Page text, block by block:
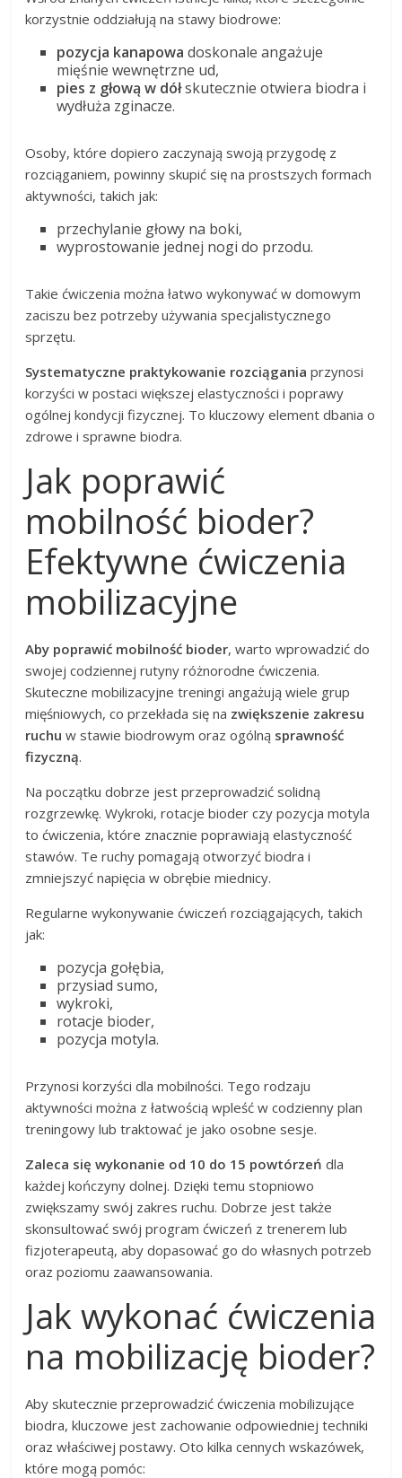
korzystnie oddziałują na stawy biodrowe:
pozycja kanapowa doskonale angażuje
mięśnie wewnętrzne ud,
pies z głową w dółskutecznie otwiera biodra i
wydłuża zginacze.
Osoby, które dopiero zaczynają swoją przygodę z
rozciąganiem, powinny skupić się na prostszych formach
aktywności, takich jak:
przechylanie głowy na boki,
wyprostowanie jednej nogi do przodu.
Takie ćwiczenia można łatwo wykonywać w domowym
zaciszu bez potrzeby używania specjalistycznego
sprzętu.
Systematyczne praktykowanie rozciągania przynosi
korzyści w postaci większej elastyczności i poprawy
ogólnej kondycji fizycznej. To kluczowy element dbania o
zdrowe i sprawne biodra.
Jak poprawić
mobilność bioder?
Efektywne ćwiczenia
mobilizacyjne
Aby poprawić mobilność bioder, warto wprowadzić do
swojej codziennej rutyny różnorodne ćwiczenia.
Skuteczne mobilizacyjne treningi angażują wiele grup
mięśniowych, co przekłada się na zwiększenie zakresu
ruchu w stawie biodrowym oraz ogólną sprawność
fizyczną.
Na początku dobrze jest przeprowadzić solidną
rozgrzewkę. Wykroki, rotacje bioder czy pozycja motyla
to ćwiczenia, które znacznie poprawiają elastyczność
stawów. Te ruchy pomagają otworzyć biodra i
zmniejszyć napięcia w obrębie miednicy.
Regularne wykonywanie ćwiczeń rozciągających, takich
jak:
pozycja gołębia,
przysiad sumo,
wykroki,
rotacje bioder,
pozycja motyla.
Przynosi korzyści dla mobilności. Tego rodzaju
aktywności można z łatwością wpleść w codzienny plan
treningowy lub traktować je jako osobne sesje.
Zaleca się wykonanie od 10 do 15 powtórzeń dla
każdej kończyny dolnej. Dzięki temu stopniowo
zwiększamy swój zakres ruchu. Dobrze jest także
skonsultować swój program ćwiczeń z trenerem lub
fizjoterapeutą, aby dopasować go do własnych potrzeb
oraz poziomu zaawansowania.
Jak wykonać ćwiczenia
na mobilizację bioder?
Aby skutecznie przeprowadzić ćwiczenia mobilizujące
biodra, kluczowe jest zachowanie odpowiedniej techniki
oraz właściwej postawy. Oto kilka cennych wskazówek,
które mogą pomóc: